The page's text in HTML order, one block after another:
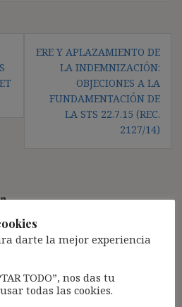
ERE Y APLAZAMIENTO DE
LA INDEMNIZACIÓN:
OBJECIONES A LA
FUNDAMENTACIÓN DE
LA STS 22.7.15 (REC.
2127/14)
no será publicada.
marcados con*
darte la mejor experiencia
TODO”, nos das tu
todas las cookies.